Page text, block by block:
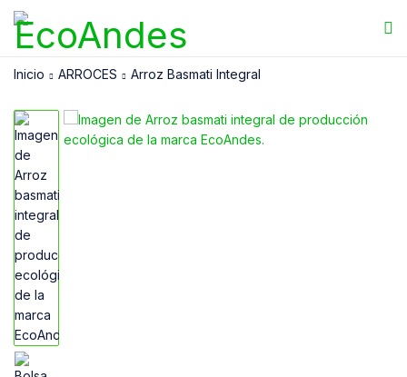
Inicio ARROCES Arroz Basmati Integral